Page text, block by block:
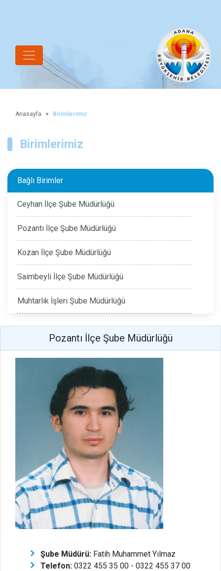
Anasayfa Birimlerimiz
Birimlerimiz
Bağlı Birimler
Ceyhan İlçe Şube Müdürlüğü
Pozantı İlçe Şube Müdürlüğü
Kozan İlçe Şube Müdürlüğü
Saimbeyli İlçe Şube Müdürlüğü
Muhtarlık İşleri Şube Müdürlüğü
Pozantı İlçe Şube Müdürlüğü
Şube Müdürü: Fatih Muhammet Yılmaz
Telefon: 0322 455 35 00 - 0322 455 37 00